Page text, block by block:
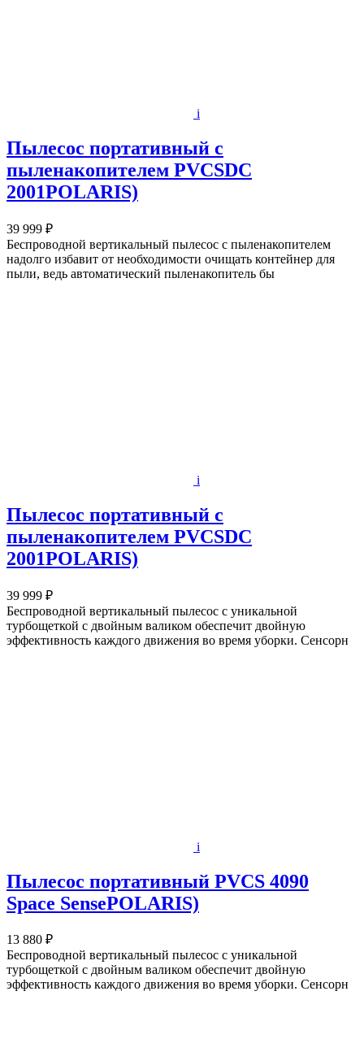
i
Пылесос портативный с
пыленакопителем PVCSDC
2001POLARIS)
39 999 ₽
Беспроводной вертикальный пылесос с пыленакопителем
надолго избавит от необходимости очищать контейнер для
пыли, ведь автоматический пыленакопитель бы
i
Пылесос портативный с
пыленакопителем PVCSDC
2001POLARIS)
39 999 ₽
Беспроводной вертикальный пылесос с уникальной
турбощеткой с двойным валиком обеспечит двойную
эффективность каждого движения во время уборки. Сенсорн
i
Пылесос портативный PVCS 4090
Space SensePOLARIS)
13 880 ₽
Беспроводной вертикальный пылесос с уникальной
турбощеткой с двойным валиком обеспечит двойную
эффективность каждого движения во время уборки. Сенсорн